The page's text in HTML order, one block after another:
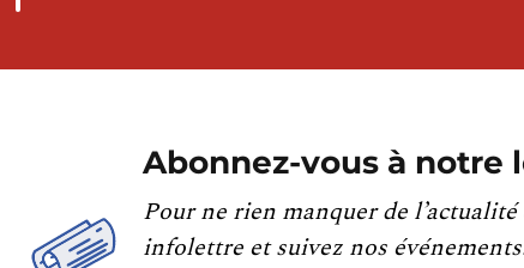
Abonnez-vous à
Pour ne rien manquer de
infolettre et suivez nos